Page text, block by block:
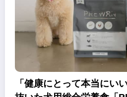
「健康にとって本当にい